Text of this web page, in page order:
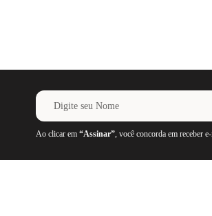
Ao clicar em “Assinar”, você concorda em receber